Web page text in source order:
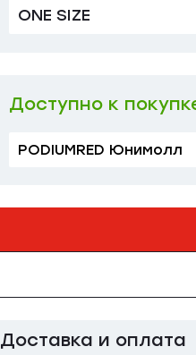
ONE SIZE
Доступно к
PODIUMRED Юнимолл
Доставка и оплата